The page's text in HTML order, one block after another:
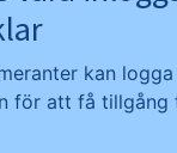
kan
för att få tillgång